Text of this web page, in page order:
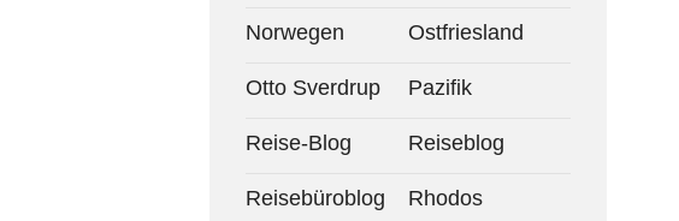
Norwegen Ostfriesland
Otto Sverdrup Pazifik
Reise-Blog Reiseblog
Reisebüroblog Rhodos